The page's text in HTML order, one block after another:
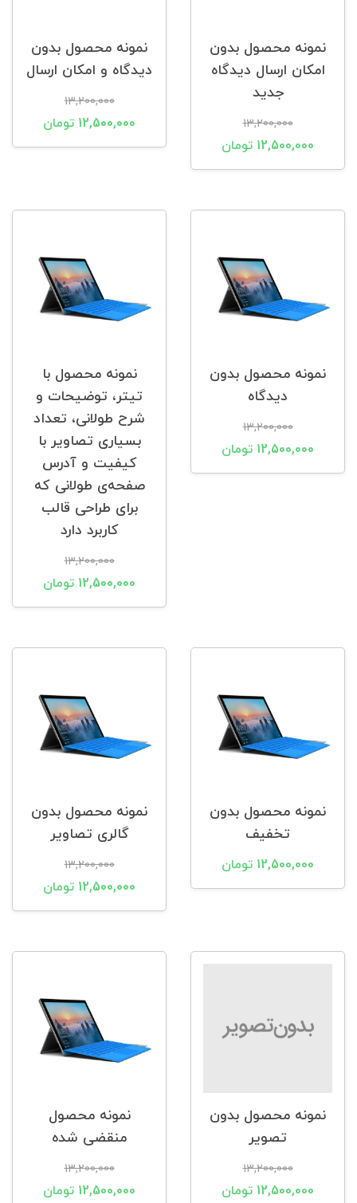
نمونه محصول بدون
امکان ارسال دیدگاه
جدید
13,200,000
12,500,000 تومان
نمونه محصول بدون
دیدگاه و امکان ارسال
13,200,000
12,500,000 تومان
نمونه محصول بدون
دیدگاه
13,200,000
12,500,000 تومان
نمونه محصول با
تیتر، توضیحات و
شرح طولانی، تعداد
بسیاری تصاویر با
کیفیت و آدرس
صفحه‌ی طولانی که
برای طراحی قالب
کاربرد دارد
13,200,000
12,500,000 تومان
نمونه محصول بدون
تخفیف
12,500,000 تومان
نمونه محصول بدون
گالری تصاویر
13,200,000
12,500,000 تومان
نمونه محصول بدون
تصویر
13,200,000
12,500,000 تومان
نمونه محصول
منقضی شده
13,200,000
12,500,000 تومان